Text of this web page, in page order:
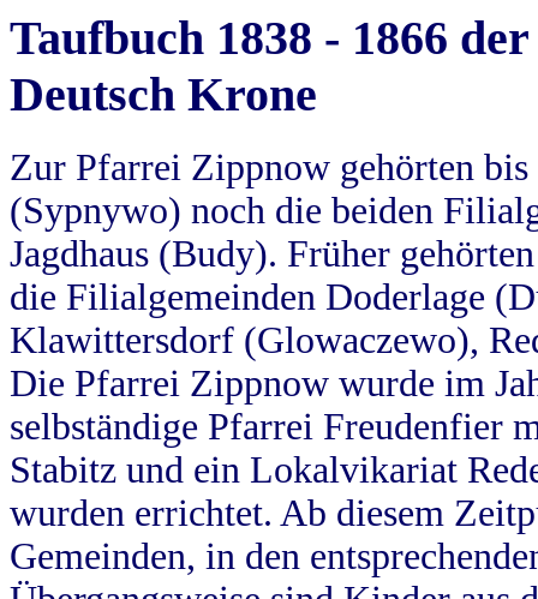
Taufbuch 1838 - 1866
Deutsch Krone
Zur Pfarrei Zippnow gehörten
(Sypnywo) noch die beiden
Jagdhaus (Budy). Früher
die Filialgemeinden Doderlage
Klawittersdorf (Glowaczewo),
Die Pfarrei Zippnow wurde im
selbständige Pfarrei Freudenfier
Stabitz und ein Lokalvikariat
wurden errichtet. Ab diesem
Gemeinden, in den